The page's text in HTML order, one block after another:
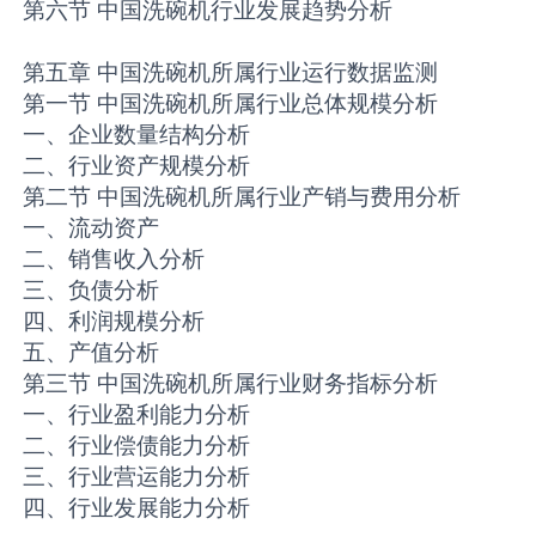
第六节 中国洗碗机行业发展趋势分析
第五章 中国洗碗机所属行业运行数据监测
第一节 中国洗碗机所属行业总体规模分析
一、企业数量结构分析
二、行业资产规模分析
第二节 中国洗碗机所属行业产销与费用分析
一、流动资产
二、销售收入分析
三、负债分析
四、利润规模分析
五、产值分析
第三节 中国洗碗机所属行业财务指标分析
一、行业盈利能力分析
二、行业偿债能力分析
三、行业营运能力分析
四、行业发展能力分析